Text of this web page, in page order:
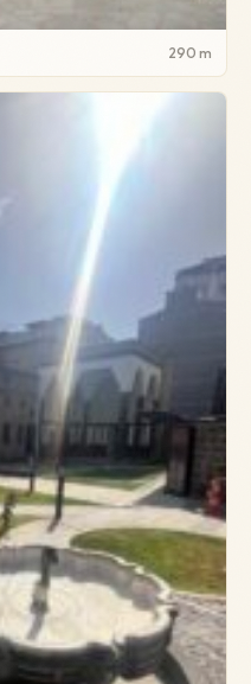
290 m